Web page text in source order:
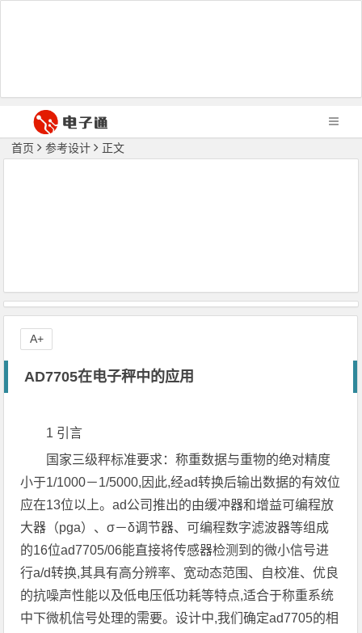
首页 参考设计 正文
AD7705在电子秤中的应用
1 引言
国家三级秤标准要求：称重数据与重物的绝对精度
小于1/1000－1/5000,因此,经ad转换后输出数据的有效位
应在13位以上。ad公司推出的由缓冲器和增益可编程放
大器（pga）、σ－δ调节器、可编程数字滤波器等组成
的16位ad7705/06能直接将传感器检测到的微小信号进
行a/d转换,其具有高分辨率、宽动态范围、自校准、优良
的抗噪声性能以及低电压低功耗等特点,适合于称重系统
中下微机信号处理的需要。设计中,我们确定ad7705的相
A+